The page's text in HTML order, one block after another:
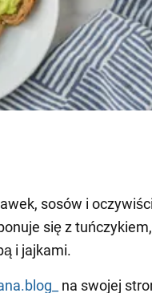
sosów i
się z tuńczykiem,
i jajkami.
na swojej